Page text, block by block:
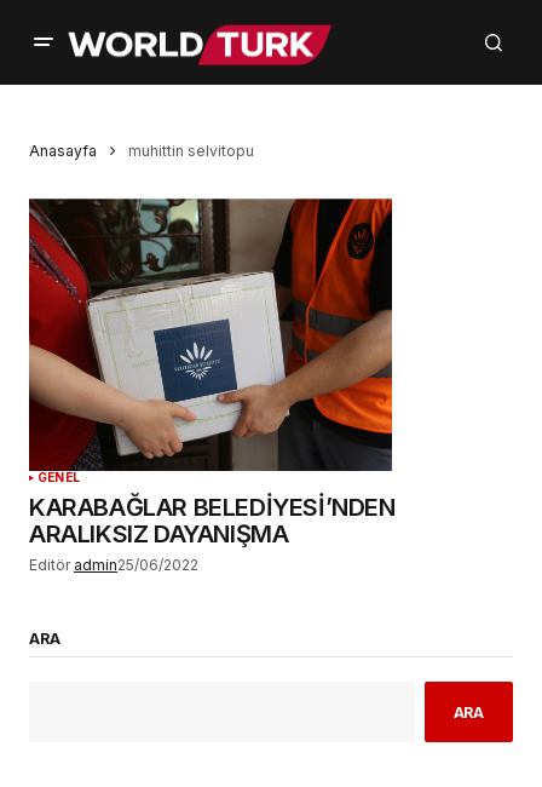
Anasayfa muhittin selvitopu
GENEL
KARABAĞLAR BELEDİYESİ’NDEN
ARALIKSIZ DAYANIŞMA
Editör admin25/06/2022
ARA
ARA